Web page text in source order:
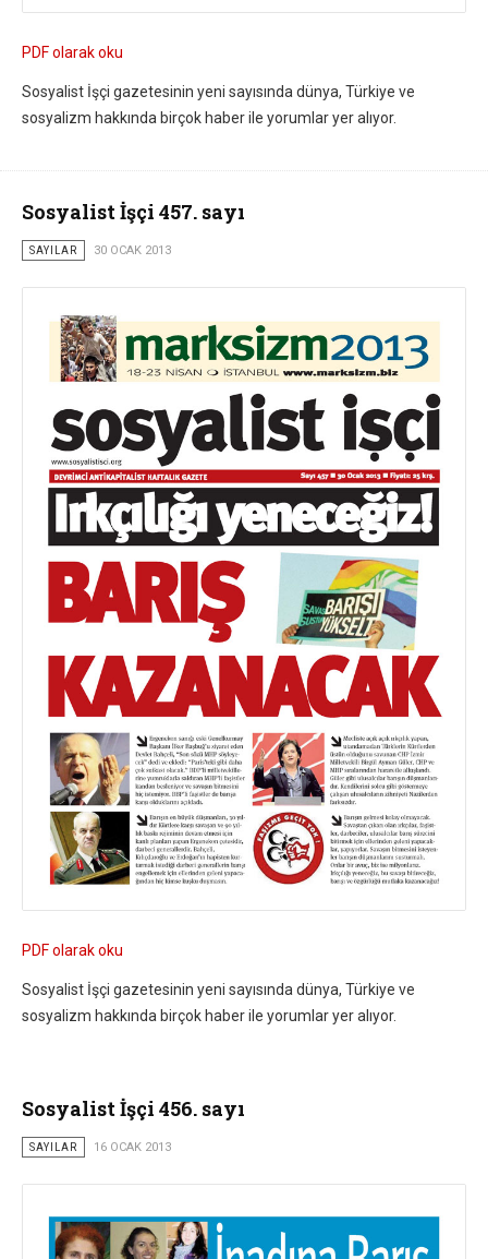
PDF olarak oku
Sosyalist İşçi gazetesinin yeni sayısında dünya, Türkiye ve
sosyalizm hakkında birçok haber ile yorumlar yer alıyor.
Sosyalist İşçi 457. sayı
SAYILAR 30 OCAK 2013
PDF olarak oku
Sosyalist İşçi gazetesinin yeni sayısında dünya, Türkiye ve
sosyalizm hakkında birçok haber ile yorumlar yer alıyor.
Sosyalist İşçi 456. sayı
SAYILAR 16 OCAK 2013